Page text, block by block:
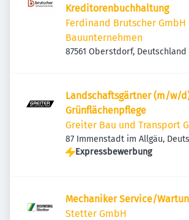
Kreditorenbuchhaltung
Ferdinand Brutscher GmbH
Bauunternehmen
87561 Oberstdorf, Deutschland
Landschaftsgärtner (m/w/
Grünflächenpflege
Greiter Bau und Transport
87 Immenstadt im Allgäu,
Expressbewerbung
Mechaniker Service/
Stetter GmbH